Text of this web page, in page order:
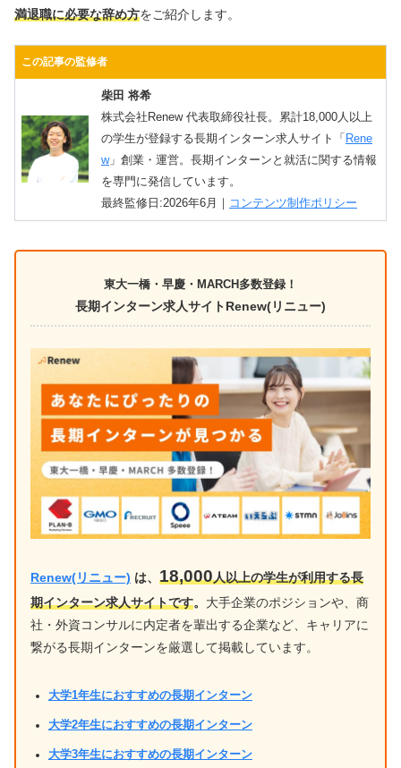
満退職に必要な辞め方をご紹介します。
この記事の監修者
柴田 将希
株式会社Renew 代表取締役社長。累計18,000人以上
の学生が登録する長期インターン求人サイト「 Rene
w」創業・運営。長期インターンと就活に関する情報
を専門に発信しています。
最終監修日:2026年6月｜ コンテンツ制作ポリシー
東大一橋・早慶・MARCH多数登録！
長期インターン求人サイトRenew(リニュー)
Renew(リニュー) は、 18,000人以上の学生が利用する長
期インターン求人サイトです。 大手企業のポジションや、商
社・外資コンサルに内定者を輩出する企業など、キャリアに
繋がる長期インターンを厳選して掲載しています。
大学1年生におすすめの長期インターン
大学2年生におすすめの長期インターン
大学3年生におすすめの長期インターン